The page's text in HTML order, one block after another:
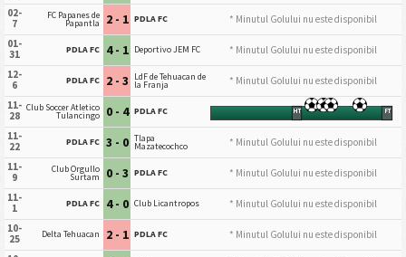
02-
7
FC Papanes de
Papantla 2 - 1 PDLA FC
* Minutul Golului nu este disponibil
01-
31
PDLA FC 4 - 1 Deportivo JEM FC
* Minutul Golului nu este disponibil
12-
6
PDLA FC 2 - 3 LdF de Tehuacan de
la Franja
* Minutul Golului nu este disponibil
11-
28
Club Soccer Atletico
Tulancingo 0 - 4 PDLA FC HT FT
11-
22
PDLA FC 3 - 0 Tlapa
Mazatecochco
* Minutul Golului nu este disponibil
11-
9
Club Orgullo
Surtam 0 - 3 PDLA FC
* Minutul Golului nu este disponibil
11-
1
PDLA FC 4 - 0 Club Licantropos
* Minutul Golului nu este disponibil
10-
25
Delta Tehuacan 2 - 1 PDLA FC
* Minutul Golului nu este disponibil